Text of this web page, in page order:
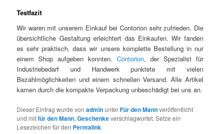
Testfazit
Wir waren mit unserem Einkauf bei Contorion sehr zufrieden. Die
übersichtliche Gestaltung erleichtert das Einkaufen. Wir fanden
es sehr praktisch, dass wir unsere komplette Bestellung in nur
einem Shop aufgeben konnten. Contorion, der Spezialist für
Industriebedarf und Handwerk punktete mit vielen
Bezahlmöglichkeiten und einem schnellen Versand. Alle Artikel
kamen durch die kompakte Verpackung unbeschädigt bei uns an.
Dieser Eintrag wurde vonadminunterFür den Mannveröffentlicht
und mitfür den Mann,Geschenkeverschlagwortet. Setze ein
Lesezeichen für den Permalink.